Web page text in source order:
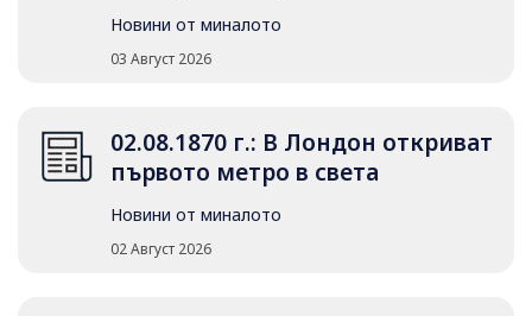
Новини от миналото
03 Август 2026
02.08.1870 г.: В Лондон откриват
първото метро в света
Новини от миналото
02 Август 2026